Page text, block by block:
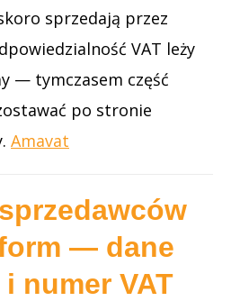
sprzedają przez
VAT leży
— tymczasem część
po stronie
Amavat
— dane
numer VAT